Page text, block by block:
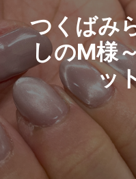
つくばみ
しのM様
ッ